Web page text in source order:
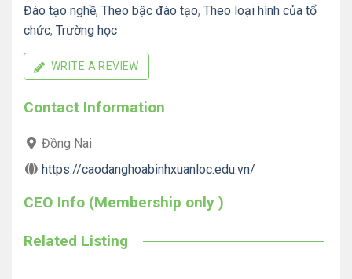
Đào tạo nghề, Theo bậc đào tạo, Theo loại hình của tổ
chức, Trường học
WRITE A REVIEW
Contact Information
Đồng Nai
https://caodanghoabinhxuanloc.edu.vn/
CEO Info (Membership only )
Related Listing